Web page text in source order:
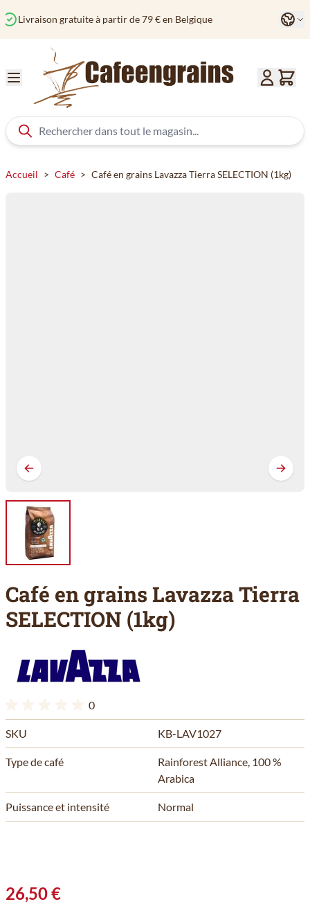
Commandé avant 12h? Expédié aujourd'hui
Accueil > Café > Café en grains Lavazza Tierra SELECTION (1kg)
Café en grains Lavazza Tierra
SELECTION (1kg)
0
SKU KB-LAV1027
Type de café
Rainforest Alliance, 100 %
Arabica
Puissance et intensité Normal
26,50 €